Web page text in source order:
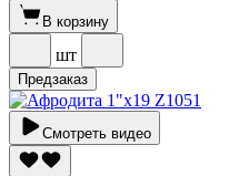
В корзину
шт
Предзаказ
Смотреть видео